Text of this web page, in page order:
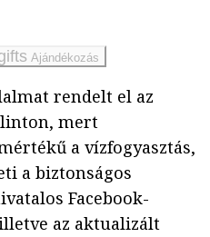
Ajándékozás
rendelt el az
mert
a vízfogyasztás,
a biztonságos
Facebook-
az aktualizált